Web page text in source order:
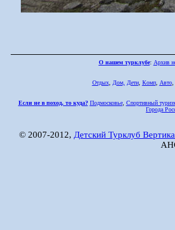
О нашем турклубе: Архив
Отдых, Дом, Дети, Комп, Авто,
Если не в поход, то куда? Подмосковье, Спортивный
Города
© 2007-2012, Детский Турклуб